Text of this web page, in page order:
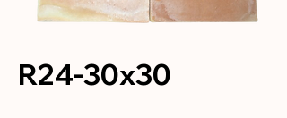
R24-30x30